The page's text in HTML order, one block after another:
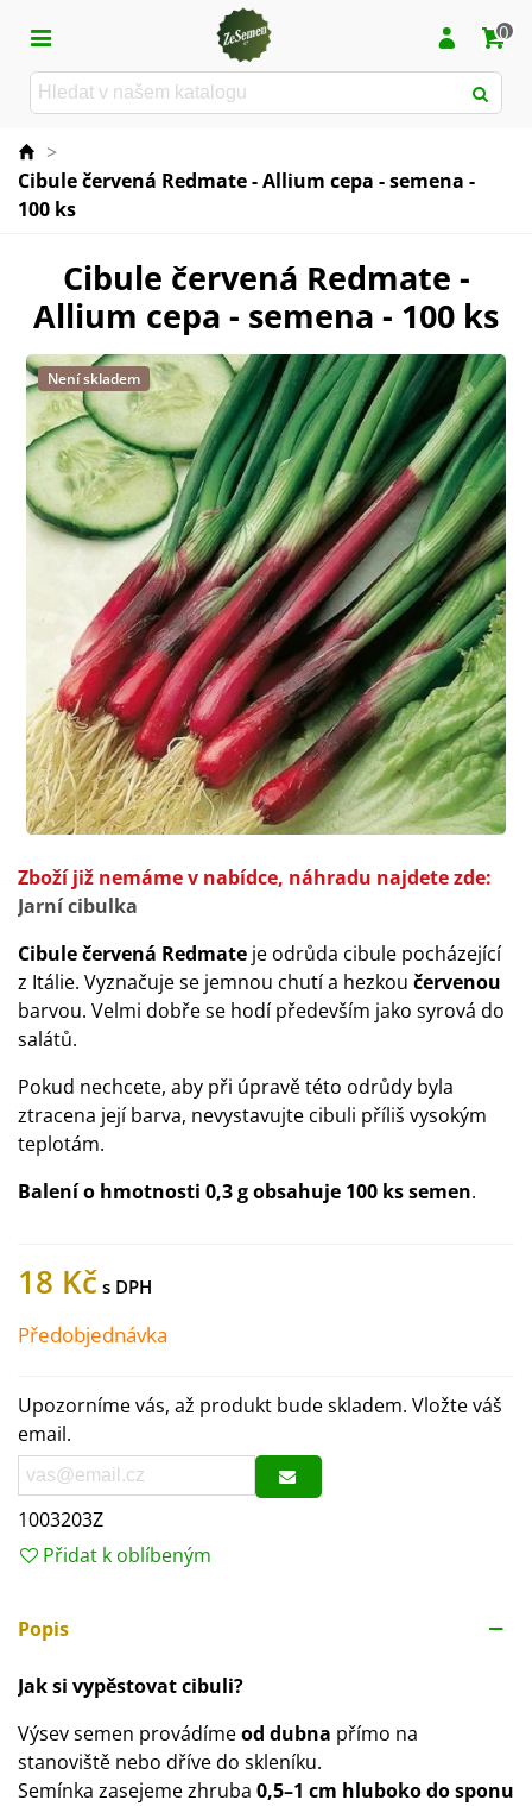
0
>
Cibule červená Redmate - Allium cepa - semena -
100 ks
Cibule červená Redmate -
Allium cepa - semena - 100 ks
Není skladem
Zboží již nemáme v nabídce, náhradu najdete zde:
Jarní cibulka
Cibule červená Redmate je odrůda cibule pocházející
z Itálie. Vyznačuje se jemnou chutí a hezkou červenou
barvou. Velmi dobře se hodí především jako syrová do
salátů.
Pokud nechcete, aby při úpravě této odrůdy byla
ztracena její barva, nevystavujte cibuli příliš vysokým
teplotám.
Balení o hmotnosti 0,3 g obsahuje 100 ks semen.
18 Kč
Předobjednávka
Upozorníme vás, až produkt bude skladem. Vložte váš
email.
1003203Z
Přidat k oblíbeným
Popis
Jak si vypěstovat cibuli?
Výsev semen provádímeod dubna přímo na
stanoviště nebo dříve do skleníku.
Semínka zasejeme zhruba 0,5–1 cm hluboko do sponu